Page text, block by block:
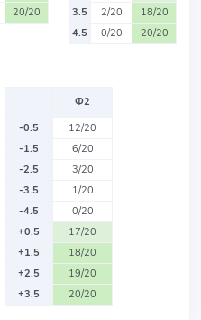
20/20
3.5
2/20
18/20
4.5
0/20 20/20
Ф2
-0.5
12/20
-1.5
6/20
-2.5
3/20
-3.5
1/20
-4.5
0/20
+0.5
17/20
+1.5
18/20
+2.5
19/20
+3.5
20/20